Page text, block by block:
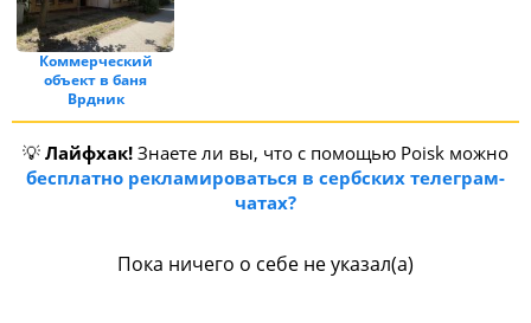
Коммерческий
объект в баня
Врдник
💡 Лайфхак! Знаете ли вы, что с помощью Poisk можно
бесплатно рекламироваться в сербских телеграм-
чатах?
Пока ничего о себе не указал(а)